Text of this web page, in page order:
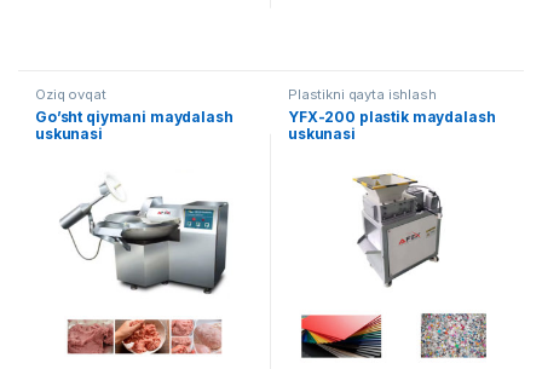
Oziq ovqat
Go’sht qiymani maydalash
uskunasi
Plastikni qayta ishlash
YFX-200 plastik maydalash
uskunasi